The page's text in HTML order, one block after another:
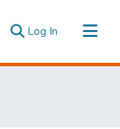
Log In (current)